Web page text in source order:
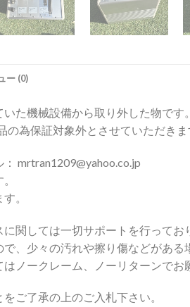
ー (0)
た機械設備から取り外した物です
の為保証対象外とさせていただきま
mrtran1209@yahoo.co.jp
。
関しては一切サポートを行ってお
、少々の汚れや擦り傷などがある
ノークレーム、ノーリターンでお
ご了承の上のご入札下さい。